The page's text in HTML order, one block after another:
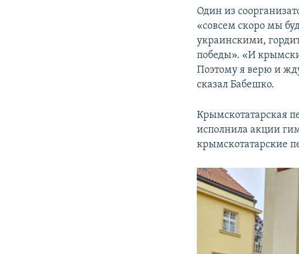
Один из
«совсем скоро мы
украинскими,
победы». «И
Поэтому я верю и
сказал Бабешко.
Крымскотатарская
исполнила акции
крымскотатарские